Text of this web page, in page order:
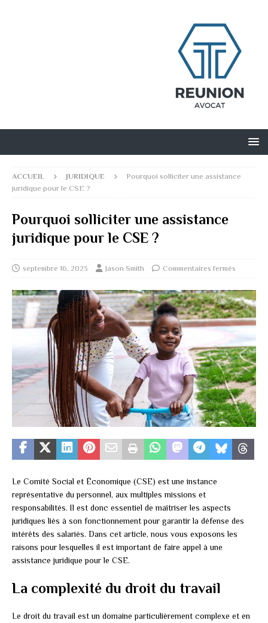
ACCUEIL JURIDIQUE
Pourquoi solliciter une assistance
juridique pour le CSE ?
Pourquoi solliciter une assistance
juridique pour le CSE ?
septembre 16, 2023 Jason Smith Commentaires fermés
Le Comité Social et Économique (CSE) est une instance
représentative du personnel, aux multiples missions et
responsabilités. Il est donc essentiel de maîtriser les aspects
juridiques liés à son fonctionnement pour garantir la défense des
intérêts des salariés. Dans cet article, nous vous exposons les
raisons pour lesquelles il est important de faire appel à une
assistance juridique pour le CSE.
La complexité du droit du travail
Le droit du travail est un domaine particulièrement complexe et en